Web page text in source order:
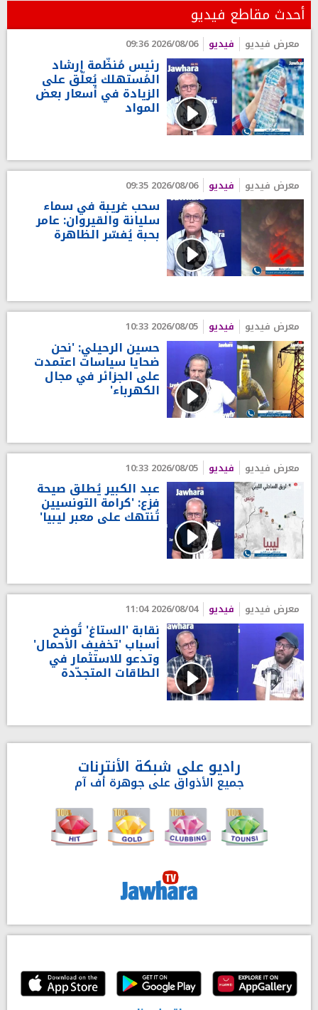
أحدث مقاطع فيديو
معرض فيديو فيديو 2026/08/06 09:36
رئيس مُنظّمة إرشاد
المُستهلك يُعلّق على
الزيادة في أسعار بعض
المواد
معرض فيديو فيديو 2026/08/06 09:35
سحب غريبة في سماء
سليانة والقيروان: عامر
بحبة يُفسّر الظاهرة
معرض فيديو فيديو 2026/08/05 10:33
حسين الرحيلي: 'نحن
ضحايا سياسات اعتمدت
على الجزائر في مجال
الكهرباء'
معرض فيديو فيديو 2026/08/05 10:33
عبد الكبير يُطلق صيحة
فزع: 'كرامة التونسيين
تُنتهك على معبر ليبيا'
معرض فيديو فيديو 2026/08/04 11:04
نقابة 'الستاغ' تُوضح
أسباب 'تخفيف الأحمال'
وتدعو للاستثمار في
الطاقات المتجدّدة
راديو على شبكة الأنترنات
جميع الأذواق على جوهرة أف آم